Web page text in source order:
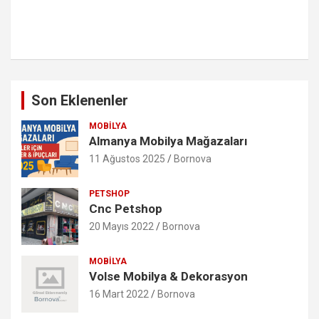
Son Eklenenler
MOBILYA
Almanya Mobilya Mağazaları
11 Ağustos 2025 Bornova
PETSHOP
Cnc Petshop
20 Mayıs 2022 Bornova
MOBILYA
Volse Mobilya & Dekorasyon
16 Mart 2022 Bornova